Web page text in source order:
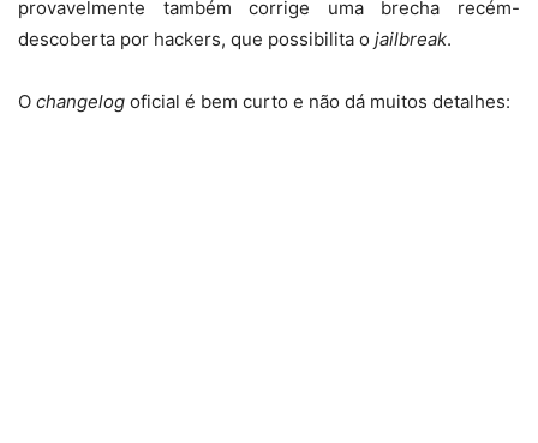
provavelmente também corrige uma brecha recém-
descoberta por hackers, que possibilita o jailbreak.
O changelog oficial é bem curto e não dá muitos detalhes: